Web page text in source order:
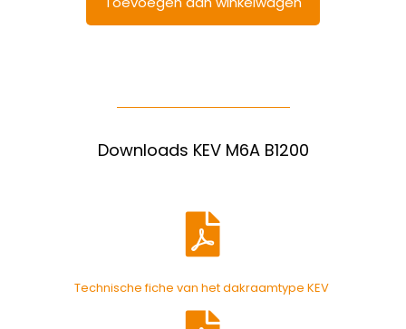
Downloads KEV M6A B1200
Technische fiche van het dakraamtype KEV